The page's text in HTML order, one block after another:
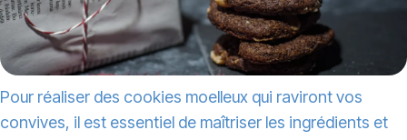
Pour réaliser des cookies moelleux qui raviront vos
convives, il est essentiel de maîtriser les ingrédients et